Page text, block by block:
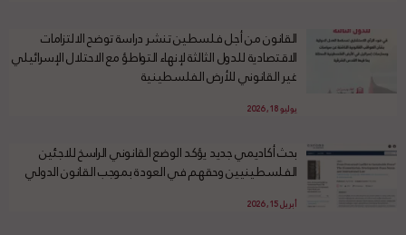
القانون من أجل فلسطين تنشر دراسة توضح الالتزامات
الاقتصادية للدول الثالثة لإنهاء التواطؤ مع الاحتلال الإسرائيلي
غير القانوني للأرض الفلسطينية
يوليو 18, 2026
بحث أكاديمي جديد يؤكد الوضع القانوني الراسخ للاجئين
الفلسطينيين وحقهم في العودة بموجب القانون الدولي
أبريل 15, 2026